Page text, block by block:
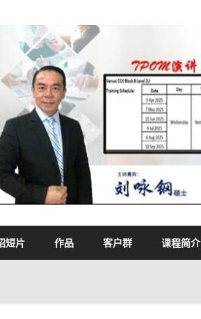
短片 作品 客户群 课程简介